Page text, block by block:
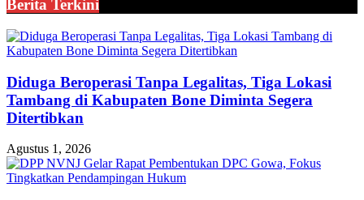
Berita Terkini
Diduga Beroperasi Tanpa Legalitas, Tiga Lokasi
Tambang di Kabupaten Bone Diminta Segera
Ditertibkan
Agustus 1, 2026